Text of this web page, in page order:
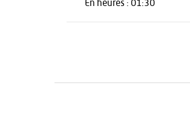
En heures : 01:30